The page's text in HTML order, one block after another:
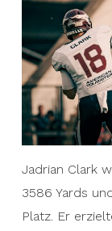
Jadrian Clark
3586 Yards
Platz. Er